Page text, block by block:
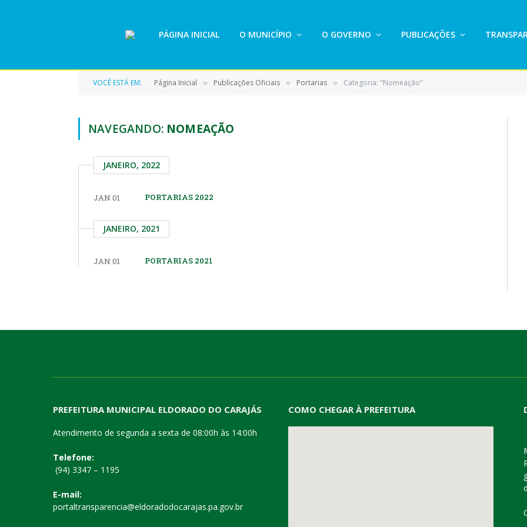
PÁGINA INICIAL O MUNICÍPIO O GOVERNO PUBLICAÇÕES
VOCÊ ESTÁ EM: Página Inicial » Publicações Oficiais » Portarias » Categoria: "Nomeação"
NAVEGANDO: NOMEAÇÃO
JANEIRO, 2022
JAN 01 PORTARIAS 2022
JANEIRO, 2021
JAN 01 PORTARIAS 2021
PREFEITURA MUNICIPAL ELDORADO DO CARAJÁS
Atendimento de segunda a sexta de 08:00h às 14:00h
Telefone:
(94) 3347 – 1195
E-mail:
portaltransparencia@eldoradodocarajas.pa.gov.br
COMO CHEGAR À PREFEITURA